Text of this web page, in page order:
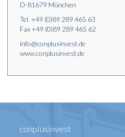
D-81679 München
Tel. +49 (0)89 289 465 63
Fax +49 (0)89 289 465 62
info@conplusinvest.de
www.conplusinvest.de
conplusinvest